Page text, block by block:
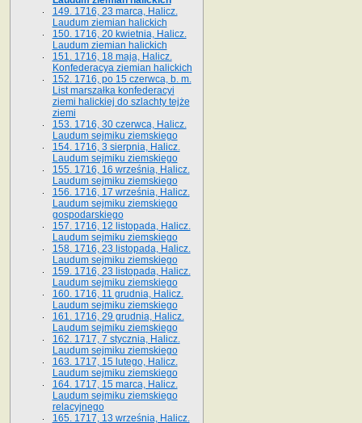
149. 1716, 23 marca, Halicz.
Laudum ziemian halickich
150. 1716, 20 kwietnia, Halicz.
Laudum ziemian halickich
151. 1716, 18 maja, Halicz.
Konfederacya ziemian halickich
152. 1716, po 15 czerwca, b. m.
List marszałka konfederacyi
ziemi halickiej do szlachty tejże
ziemi
153. 1716, 30 czerwca, Halicz.
Laudum sejmiku ziemskiego
154. 1716, 3 sierpnia, Halicz.
Laudum sejmiku ziemskiego
155. 1716, 16 września, Halicz.
Laudum sejmiku ziemskiego
156. 1716, 17 września, Halicz.
Laudum sejmiku ziemskiego
gospodarskiego
157. 1716, 12 listopada, Halicz.
Laudum sejmiku ziemskiego
158. 1716, 23 listopada, Halicz.
Laudum sejmiku ziemskiego
159. 1716, 23 listopada, Halicz.
Laudum sejmiku ziemskiego
160. 1716, 11 grudnia, Halicz.
Laudum sejmiku ziemskiego
161. 1716, 29 grudnia, Halicz.
Laudum sejmiku ziemskiego
162. 1717, 7 stycznia, Halicz.
Laudum sejmiku ziemskiego
163. 1717, 15 lutego, Halicz.
Laudum sejmiku ziemskiego
164. 1717, 15 marca, Halicz.
Laudum sejmiku ziemskiego
relacyjnego
165. 1717, 13 września, Halicz.